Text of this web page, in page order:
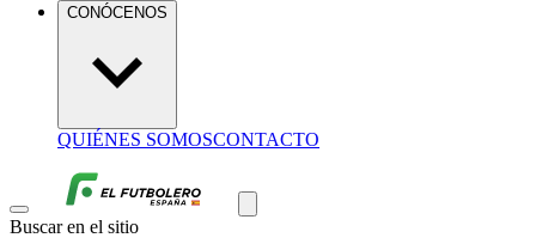
CONÓCENOS
QUIÉNES SOMOSCONTACTO
Buscar en el sitio